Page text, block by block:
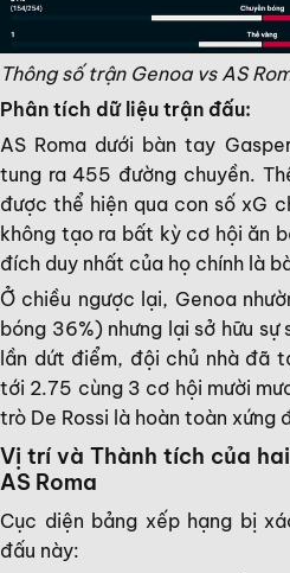
Thông số trận Genoa vs AS
Phân tích dữ liệu trận đấu:
AS Roma dưới bàn tay
tung ra 455 đường chuyền.
được thể hiện qua con số xG
không tạo ra bất kỳ cơ hội ăn
đích duy nhất của họ chính là
Ở chiều ngược lại, Genoa
bóng 36%) nhưng lại sở hữu sự
lần dứt điểm, đội chủ nhà đã
tới 2.75 cùng 3 cơ hội mười
trò De Rossi là hoàn toàn xứng
Vị trí và Thành tích của
AS Roma
Cục diện bảng xếp hạng bị
đấu này: